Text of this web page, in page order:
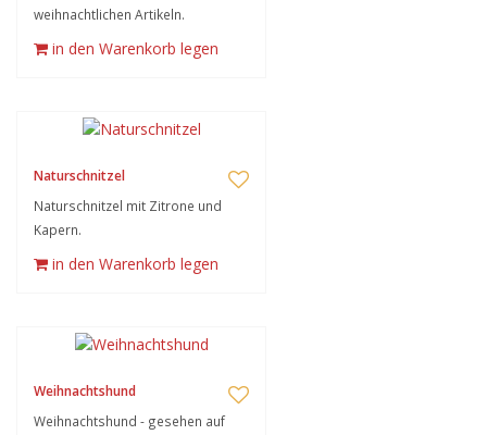
weihnachtlichen Artikeln.
in den Warenkorb legen
Naturschnitzel
Naturschnitzel mit Zitrone und
Kapern.
in den Warenkorb legen
Weihnachtshund
Weihnachtshund - gesehen auf